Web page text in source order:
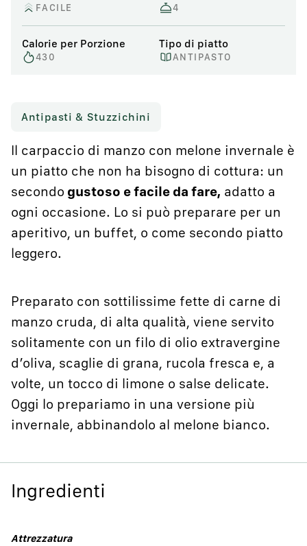
FACILE 4
Calorie per Porzione
430
Tipo di piatto
ANTIPASTO
Antipasti & Stuzzichini
Il carpaccio di manzo con melone invernale è
un piatto che non ha bisogno di cottura: un
secondo gustoso e facile da fare, adatto a
ogni occasione. Lo si può preparare per un
aperitivo, un buffet, o come secondo piatto
leggero.
Preparato con sottilissime fette di carne di
manzo cruda, di alta qualità, viene servito
solitamente con un filo di olio extravergine
d’oliva, scaglie di grana, rucola fresca e, a
volte, un tocco di limone o salse delicate.
Oggi lo prepariamo in una versione più
invernale, abbinandolo al melone bianco.
Ingredienti
Attrezzatura